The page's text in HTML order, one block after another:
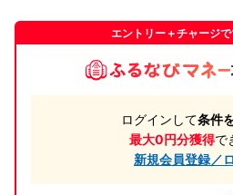
エントリー＋チャージで
ログインして条件
最大0円分獲得で
新規会員登録／